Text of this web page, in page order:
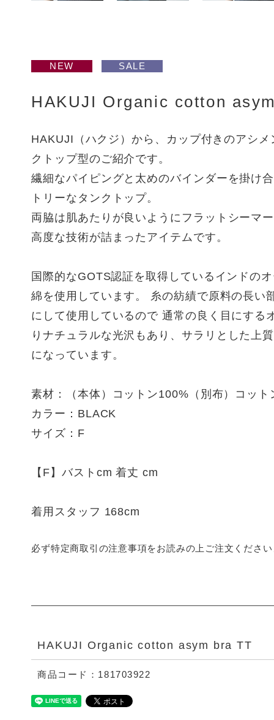
NEW SALE
HAKUJI Organic cotton
HAKUJI（ハクジ）から、カップ付きのアシメ
クトップ型のご紹介です。
繊細なパイピングと太めのバインダーを掛け
トリーなタンクトップ。
両脇は肌あたりが良いようにフラットシーマ
高度な技術が詰まったアイテムです。
国際的なGOTS認証を取得しているインドの
綿を使用しています。 糸の紡績で原料の長い
にして使用しているので 通常の良く目にする
りナチュラルな光沢もあり、サラリとした上
になっています。
素材：（本体）コットン100%（別布）コット
カラー：BLACK
サイズ：F
【F】バストcm 着丈 cm
着用スタッフ 168cm
必ず特定商取引の注意事項をお読みの上ご注文くださ
HAKUJI Organic cotton asym bra TT
商品コード：181703922